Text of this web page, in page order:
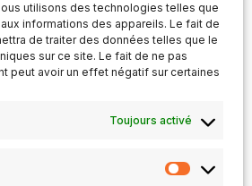
utilisons des technologies telles que
informations des appareils. Le fait de
de traiter des données telles que le
sur ce site. Le fait de ne pas
peut avoir un effet négatif sur certaines
Toujours activé